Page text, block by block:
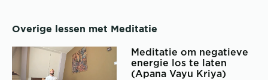
Overige lessen met Meditatie
Meditatie om negatieve
energie los te laten
(Apana Vayu Kriya)